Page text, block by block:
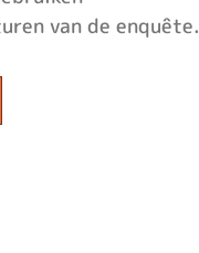
van de enquête.